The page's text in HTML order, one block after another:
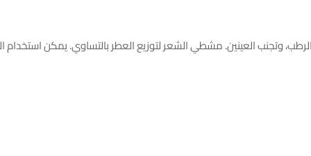
وتجنب العينين. مشطي الشعر لتوزيع العطر بالتساوي. يمكن